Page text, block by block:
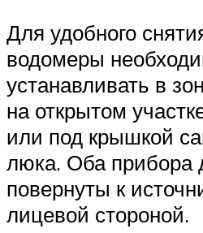
Для удобного
водомеры
устанавливать в
на открытом
или под крышкой
люка. Оба прибора
повернуты к
лицевой стороной.